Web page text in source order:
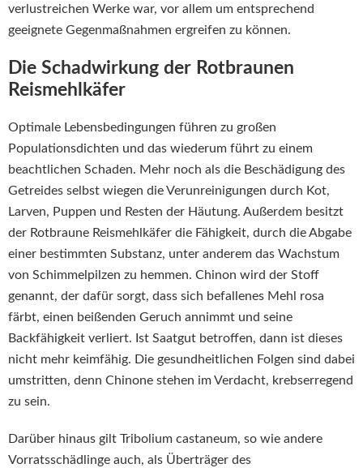
verlustreichen Werke war, vor allem um entsprechend
geeignete Gegenmaßnahmen ergreifen zu können.
Die Schadwirkung der Rotbraunen
Reismehlkäfer
Optimale Lebensbedingungen führen zu großen
Populationsdichten und das wiederum führt zu einem
beachtlichen Schaden. Mehr noch als die Beschädigung des
Getreides selbst wiegen die Verunreinigungen durch Kot,
Larven, Puppen und Resten der Häutung. Außerdem besitzt
der Rotbraune Reismehlkäfer die Fähigkeit, durch die Abgabe
einer bestimmten Substanz, unter anderem das Wachstum
von Schimmelpilzen zu hemmen. Chinon wird der Stoff
genannt, der dafür sorgt, dass sich befallenes Mehl rosa
färbt, einen beißenden Geruch annimmt und seine
Backfähigkeit verliert. Ist Saatgut betroffen, dann ist dieses
nicht mehr keimfähig. Die gesundheitlichen Folgen sind dabei
umstritten, denn Chinone stehen im Verdacht, krebserregend
zu sein.
Darüber hinaus gilt Tribolium castaneum, so wie andere
Vorratsschädlinge auch, als Überträger des